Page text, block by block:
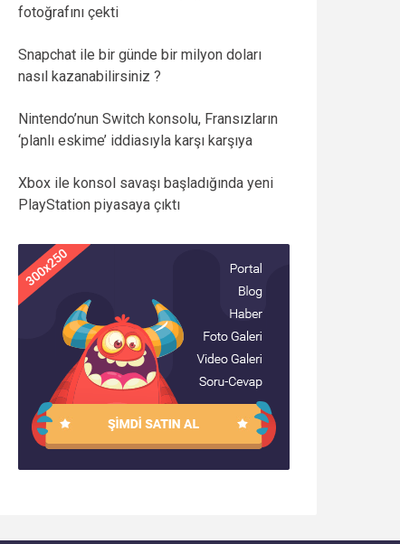
Weilo ile Sensörden
Otomasyona Uçtan Uca
fotoğrafını çekti
Snapchat ile bir günde bir milyon doları
nasıl kazanabilirsiniz ?
Nintendo’nun Switch konsolu, Fransızların
‘planlı eskime’ iddiasıyla karşı karşıya
Xbox ile konsol savaşı başladığında yeni
PlayStation piyasaya çıktı